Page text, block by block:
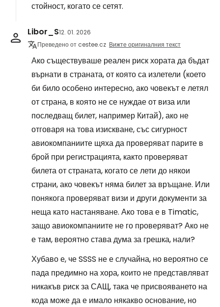
стойност, когато се сетят.
Libor_S12. 01. 2026
Преведено от cestee.cz Вижте оригиналния текст
Ако съществуваше реален риск хората да бъдат
върнати в страната, от която са излетели (което
би било особено интересно, ако човекът е летял
от страна, в която не се нуждае от виза или
последващ билет, например Китай), ако не
отговаря на това изискване, със сигурност
авиокомпаниите щяха да проверяват парите в
брой при регистрацията, както проверяват
билета от страната, когато се лети до някои
страни, ако човекът няма билет за връщане. Или
понякога проверяват визи и други документи за
неща като настаняване. Ако това е в Timatic,
защо авиокомпаниите не го проверяват? Ако не
е там, вероятно става дума за грешка, нали?
Хубаво е, че SSSS не е случайна, но вероятно се
пада предимно на хора, които не представляват
никакъв риск за САЩ, така че присвояването на
кода може да е имало някакво основание, но